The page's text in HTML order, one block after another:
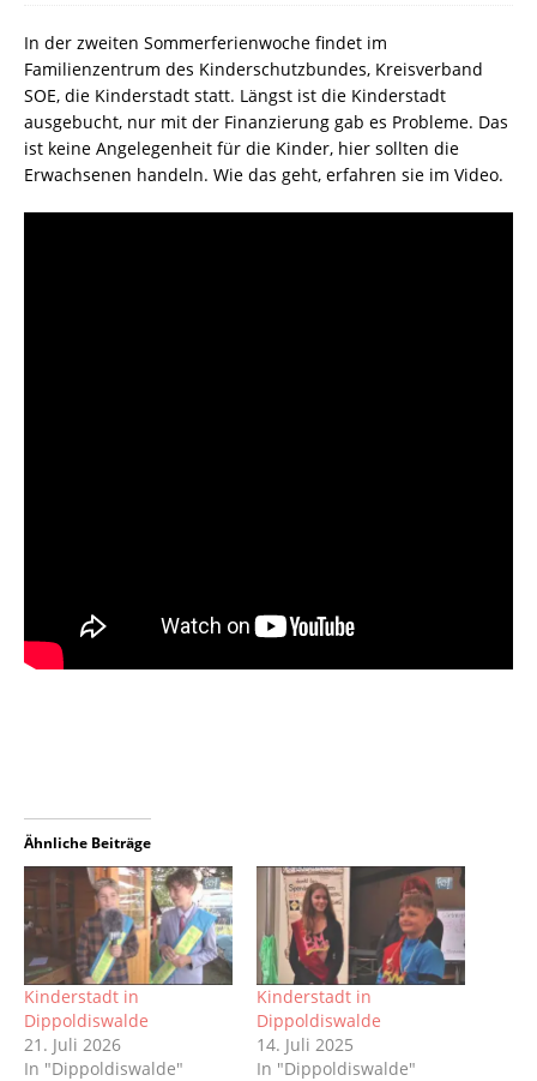
In der zweiten Sommerferienwoche findet im
Familienzentrum des Kinderschutzbundes, Kreisverband
SOE, die Kinderstadt statt. Längst ist die Kinderstadt
ausgebucht, nur mit der Finanzierung gab es Probleme. Das
ist keine Angelegenheit für die Kinder, hier sollten die
Erwachsenen handeln. Wie das geht, erfahren sie im Video.
Ähnliche Beiträge
Kinderstadt in
Dippoldiswalde
21. Juli 2026
In "Dippoldiswalde"
Kinderstadt in
Dippoldiswalde
14. Juli 2025
In "Dippoldiswalde"